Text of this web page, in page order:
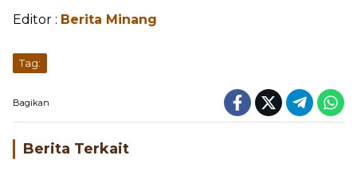
Editor : Berita Minang
Tag:
Bagikan